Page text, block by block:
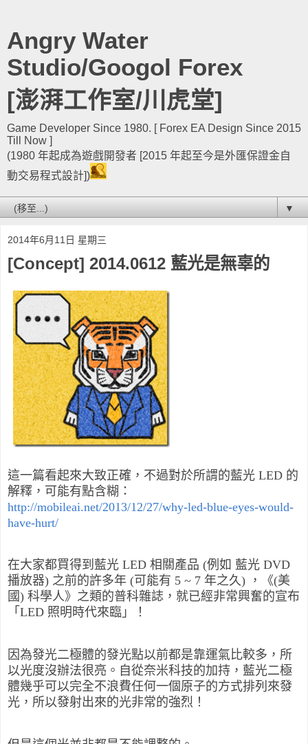
Angry Water
Studio/Googol Forex
[澎湃工作室/川虎堂]
Game Developer Since 1980. [ Forex EA Design Since 2015
Till Now ]
(1980 年起成為遊戲開發者 [2015 年起至今是外匯保證金自
動交易程式設計])
▼
2014年6月11日 星期三
[Concept] 2014.0612 藍光是無辜的
這一篇看起來大致正確，不過對於所謂的藍光 LED 的
解釋，可能有點含糊：
http://mobileai.net/2013/12/27/why-led-blue-eyes-would-
have-hurt/
在大家都買得到藍光 LED 相關產品 (例如 藍光 DVD
播放器) 之前的許多年 (可能有 5 ~ 7 年之久) ，《(美
國) 科學人》之類的普科雜誌，就已經非常興奮的宣布
「LED 照明時代來臨」！
因為發光二極體的發光點以前都是靠運氣比較多，所
以光度沒辦法很亮。自從奈米科技的加持，藍光二極
體幾乎可以完全不浪費任何一個原子的方式排列來發
光，所以發射出來的光非常的強烈！